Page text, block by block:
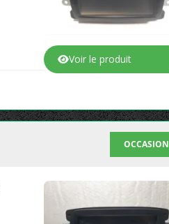
Voir le produit
OCCASION